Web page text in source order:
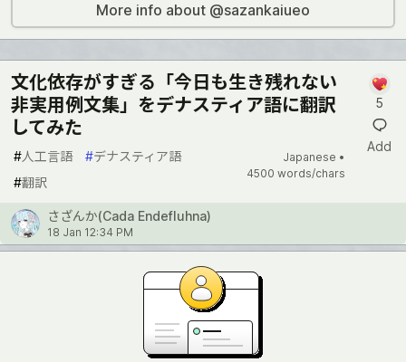
More info about @sazankaiueo
文化依存がすぎる「今日も生き残れない
非実用例文集」をデナスティア語に翻訳
してみた
#人工言語 #デナスティア語
#翻訳
Japanese •
4500 words/chars
5
Add
さざんか(Cada Endefluhna)
18 Jan 12:34 PM